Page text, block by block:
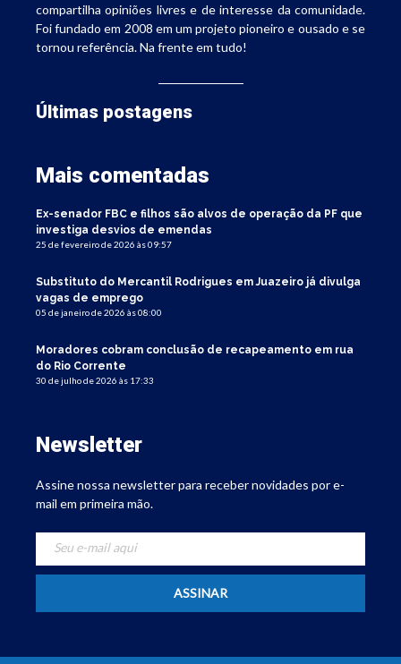
compartilha opiniões livres e de interesse da comunidade.
Foi fundado em 2008 em um projeto pioneiro e ousado e se
tornou referência. Na frente em tudo!
Últimas postagens
Mais comentadas
Ex-senador FBC e filhos são alvos de operação da PF que
investiga desvios de emendas
25 de fevereiro de 2026 às 09:57
Substituto do Mercantil Rodrigues em Juazeiro já divulga
vagas de emprego
05 de janeiro de 2026 às 08:00
Moradores cobram conclusão de recapeamento em rua
do Rio Corrente
30 de julho de 2026 às 17:33
Newsletter
Assine nossa newsletter para receber novidades por e-
mail em primeira mão.